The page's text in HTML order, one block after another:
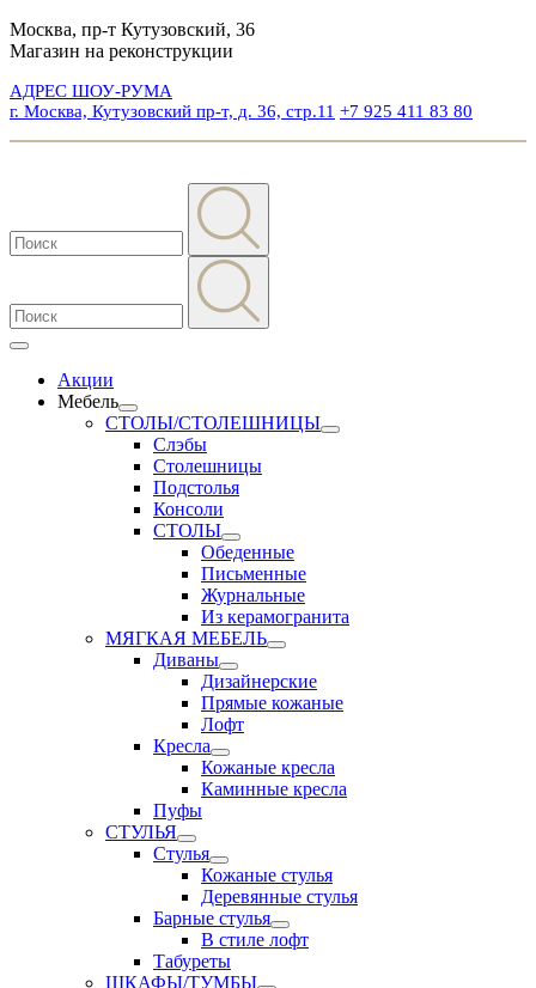
Москва, пр-т Кутузовский, 36
Магазин на реконструкции
АДРЕС ШОУ-РУМА
г. Москва, Кутузовский пр-т, д. 36, стр.11 +7 925 411 83 80
Акции
Мебель
СТОЛЫ/СТОЛЕШНИЦЫ
Слэбы
Столешницы
Подстолья
Консоли
СТОЛЫ
Обеденные
Письменные
Журнальные
Из керамогранита
МЯГКАЯ МЕБЕЛЬ
Диваны
Дизайнерские
Прямые кожаные
Лофт
Кресла
Кожаные кресла
Каминные кресла
Пуфы
СТУЛЬЯ
Стулья
Кожаные стулья
Деревянные стулья
Барные стулья
В стиле лофт
Табуреты
ШКАФЫ/ТУМБЫ